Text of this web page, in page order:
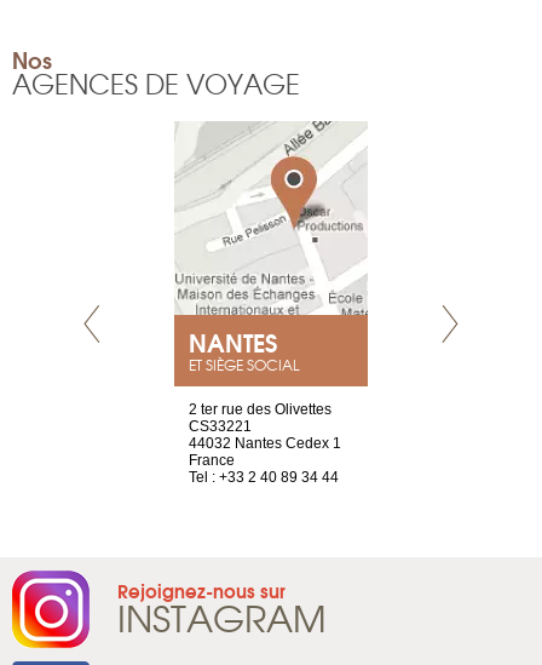
Nos
AGENCES DE VOYAGE
NANTES
ET SIÈGE SOCIAL
2 ter rue des Olivettes
CS33221
44032 Nantes Cedex 1
France
Tel : +33 2 40 89 34 44
Rejoignez-nous sur
INSTAGRAM